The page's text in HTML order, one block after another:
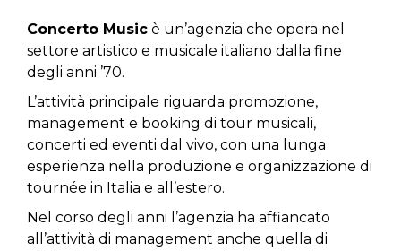
Concerto Music è un’agenzia che opera nel
settore artistico e musicale italiano dalla fine
degli anni ’70.
L’attività principale riguarda promozione,
management e booking di tour musicali,
concerti ed eventi dal vivo, con una lunga
esperienza nella produzione e organizzazione di
tournée in Italia e all’estero.
Nel corso degli anni l’agenzia ha affiancato
all’attività di management anche quella di